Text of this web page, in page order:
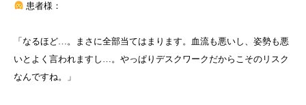
患者様：
「なるほど…。まさに全部当てはまります。血流も悪いし、姿勢も悪
いとよく言われますし…。やっぱりデスクワークだからこそのリスク
なんですね。」